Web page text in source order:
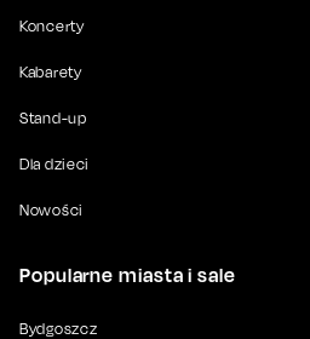
Koncerty
Kabarety
Stand-up
Dla dzieci
Nowości
Popularne miasta i sale
Bydgoszcz